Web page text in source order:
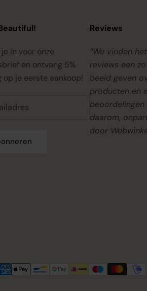
in voor onze
en ontvang 5%
op je eerste aankoop!
Reviews
“We vinden
reviews een
beeld geven
producten en
beoordelingen
daarom,
door